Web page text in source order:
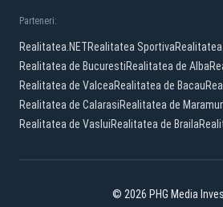
Parteneri:
Realitatea.NETRealitatea Sportiva
Realitatea de BucurestiRealitatea de Alba
Realitatea de ValceaRealitatea de Bacau
Realitatea de CalarasiRealitatea de
Realitatea de VasluiRealitatea de Braila
© 2026 PHG Media